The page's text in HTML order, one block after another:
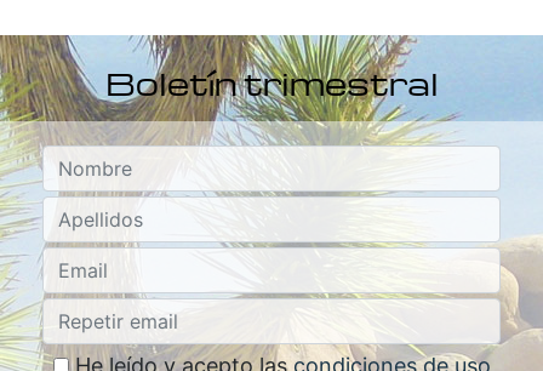
Boletín trimestral
He leído y acepto las condiciones de uso